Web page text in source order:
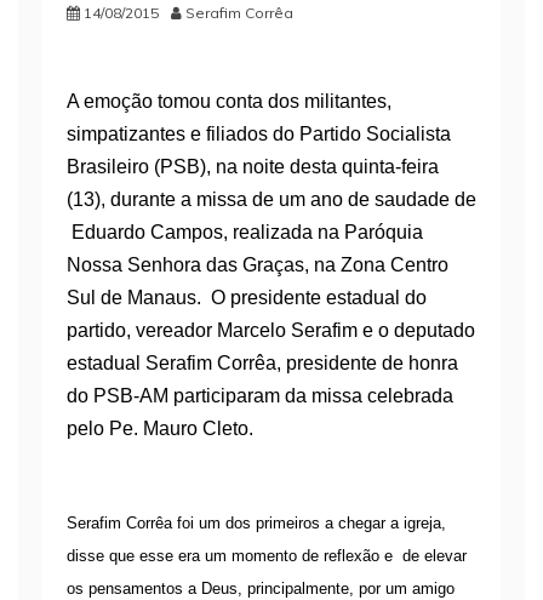
14/08/2015 Serafim Corrêa
A emoção tomou conta dos militantes,
simpatizantes e filiados do Partido Socialista
Brasileiro (PSB), na noite desta quinta-feira
(13), durante a missa de um ano de saudade de
Eduardo Campos, realizada na Paróquia
Nossa Senhora das Graças, na Zona Centro
Sul de Manaus. O presidente estadual do
partido, vereador Marcelo Serafim e o deputado
estadual Serafim Corrêa, presidente de honra
do PSB-AM participaram da missa celebrada
pelo Pe. Mauro Cleto.
Serafim Corrêa foi um dos primeiros a chegar a igreja,
disse que esse era um momento de reflexão e de elevar
os pensamentos a Deus, principalmente, por um amigo